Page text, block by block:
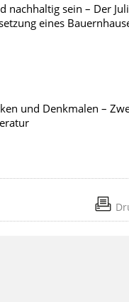
nachhaltig sein – Der
eines
und Denkmalen –